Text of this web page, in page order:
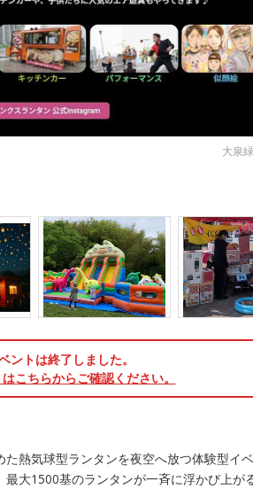
大泉
ントは終了しました。
こちらからご確認ください。
熱気球型ランタンを夜空へ放つ体験型イ
大1500基のランタンが一斉に浮かび上が